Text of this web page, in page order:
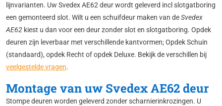
lijnvarianten. Uw Svedex AE62 deur wordt geleverd incl slotgatboring
een gemonteerd slot. Wilt u een schuifdeur maken van deSvedex
AE62 kiest u dan voor een deur zonder slot en slotgatboring. Opdek
deuren zijn leverbaar met verschillende kantvormen; Opdek Schuin
(standaard), opdek Recht of opdek Deluxe. Bekijk de verschillen bij
veelgestelde vragen.
Montage van uw Svedex AE62 deur
Stompe deuren worden geleverd zonder scharnierinkrozingen. U